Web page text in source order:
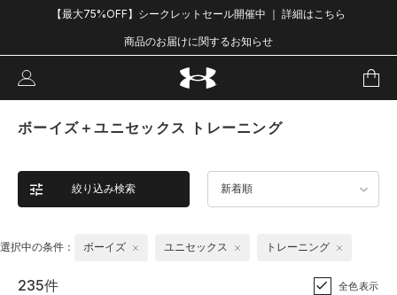
【最大75%OFF】シークレットセール開催中 ｜ 詳細はこちら
商品のお届けに関するお知らせ
ボーイズ＋ユニセックス トレーニング
絞り込み検索 新着順
選択中の条件： ボーイズ ユニセックス トレーニング
235件 全色表示